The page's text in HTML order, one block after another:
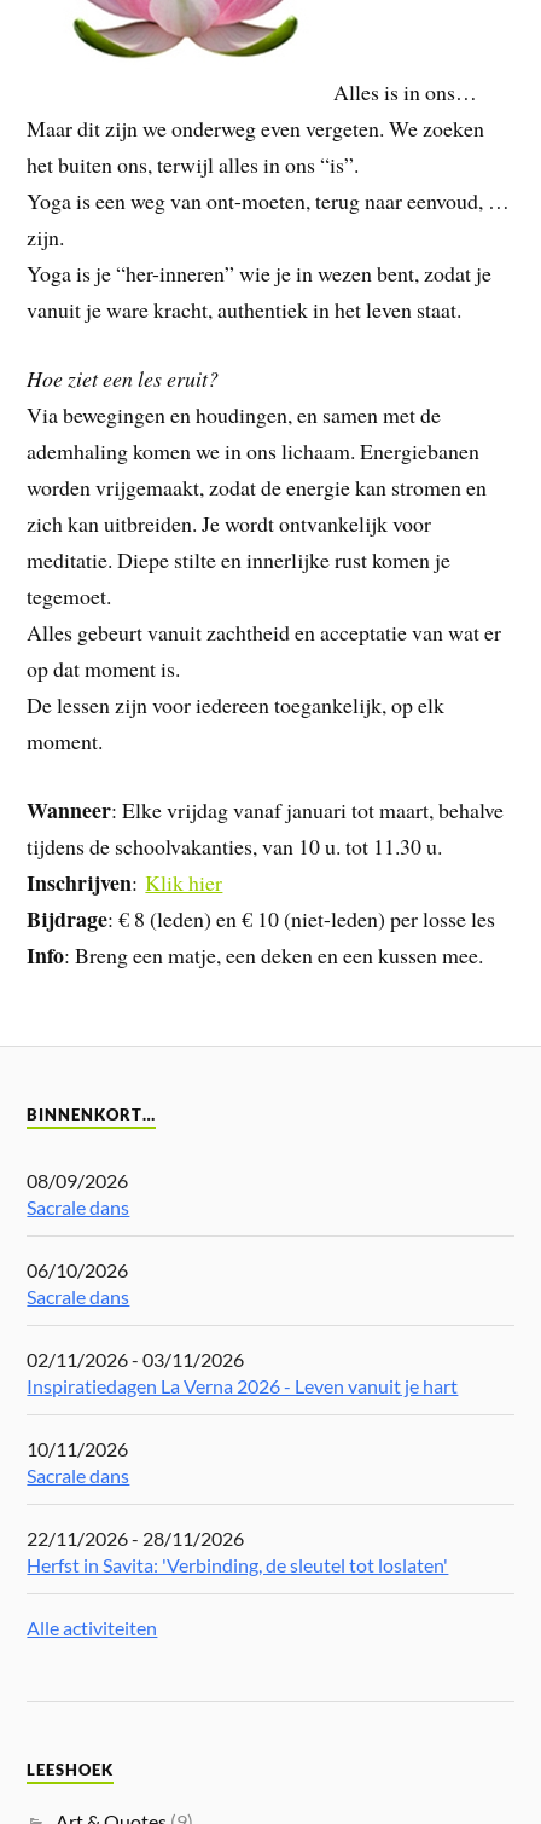
Alles is in ons…
Maar dit zijn we onderweg even vergeten. We zoeken
het buiten ons, terwijl alles in ons “is”.
Yoga is een weg van ont-moeten, terug naar eenvoud, …
zijn.
Yoga is je “her-inneren” wie je in wezen bent, zodat je
vanuit je ware kracht, authentiek in het leven staat.
Hoe ziet een les eruit?
Via bewegingen en houdingen, en samen met de
ademhaling komen we in ons lichaam. Energiebanen
worden vrijgemaakt, zodat de energie kan stromen en
zich kan uitbreiden. Je wordt ontvankelijk voor
meditatie. Diepe stilte en innerlijke rust komen je
tegemoet.
Alles gebeurt vanuit zachtheid en acceptatie van wat er
op dat moment is.
De lessen zijn voor iedereen toegankelijk, op elk
moment.
Wanneer: Elke vrijdag vanaf januari tot maart, behalve
tijdens de schoolvakanties, van 10 u. tot 11.30 u.
Inschrijven:Klik hier
Bijdrage: € 8 (leden) en € 10 (niet-leden) per losse les
Info: Breng een matje, een deken en een kussen mee.
BINNENKORT…
08/09/2026
Sacrale dans
06/10/2026
Sacrale dans
02/11/2026 - 03/11/2026
Inspiratiedagen La Verna 2026 - Leven vanuit je hart
10/11/2026
Sacrale dans
22/11/2026 - 28/11/2026
Herfst in Savita: 'Verbinding, de sleutel tot loslaten'
Alle activiteiten
LEESHOEK